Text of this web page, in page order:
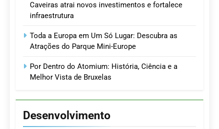
Caveiras atrai novos investimentos e fortalece
infraestrutura
Toda a Europa em Um Só Lugar: Descubra as
Atrações do Parque Mini-Europe
Por Dentro do Atomium: História, Ciência e a
Melhor Vista de Bruxelas
Desenvolvimento